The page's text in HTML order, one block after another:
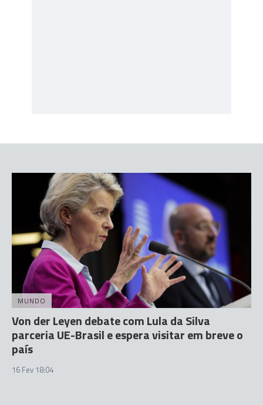
MUNDO
Von der Leyen debate com Lula da Silva
parceria UE-Brasil e espera visitar em breve o
país
16 Fev 18:04